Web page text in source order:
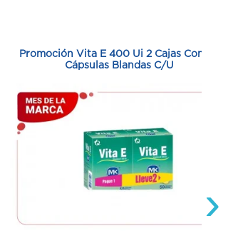
Promoción Vita E 400 Ui 2 Cajas Con 50
Cápsulas Blandas C/U
›